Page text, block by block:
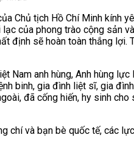
Chủ tịch Hồ Chí Minh kính
của phong trào cộng sản
định sẽ hoàn toàn thắng
anh hùng, Anh hùng
binh, gia đình liệt sĩ, gia
đã cống hiến, hy sinh
chí và bạn bè quốc tế, các